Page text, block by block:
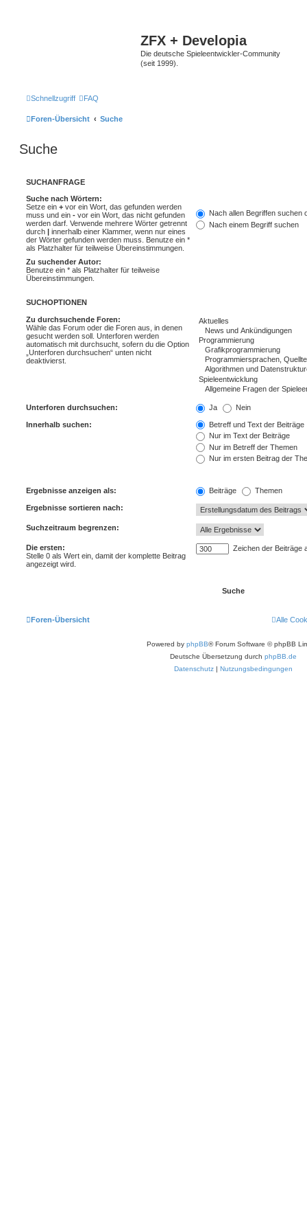
ZFX + Developia
Die deutsche Spieleentwickler-Community
(seit 1999).
Schnellzugriff FAQ
Foren-Übersicht Suche
Suche
SUCHANFRAGE
Suche nach Wörtern:
Setze ein + vor ein Wort, das gefunden werden
muss und ein - vor ein Wort, das nicht gefunden
werden darf. Verwende mehrere Wörter getrennt
durch | innerhalb einer Klammer, wenn nur eines
der Wörter gefunden werden muss. Benutze ein *
als Platzhalter für teilweise Übereinstimmungen.
Nach allen Begriffen suchen
Nach einem Begriff suchen
Zu suchender Autor:
Benutze ein * als Platzhalter für teilweise
Übereinstimmungen.
SUCHOPTIONEN
Zu durchsuchende Foren:
Wähle das Forum oder die Foren aus, in denen
gesucht werden soll. Unterforen werden
automatisch mit durchsucht, sofern du die Option
„Unterforen durchsuchen“ unten nicht
deaktivierst.
Unterforen durchsuchen: Ja Nein
Innerhalb suchen:
Betreff und Text der Beiträge
Nur im Text der Beiträge
Nur im Betreff der Themen
Nur im ersten Beitrag der
Ergebnisse anzeigen als: Beiträge Themen
Ergebnisse sortieren nach:
Suchzeitraum begrenzen:
Die ersten:
Stelle 0 als Wert ein, damit der komplette Beitrag
angezeigt wird.
Zeichen der Beiträge
Foren-Übersicht Alle
Powered by phpBB® Forum Software © phpBB
Deutsche Übersetzung durch phpBB.de
Datenschutz | Nutzungsbedingungen